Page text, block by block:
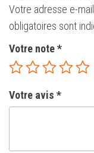
Votre adresse e-
obligatoires sont
Votre note*
Votre avis *